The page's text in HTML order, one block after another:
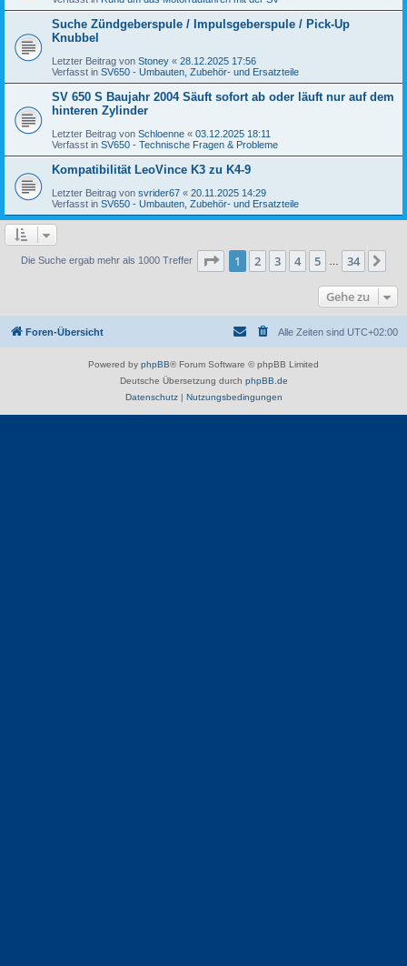
Suche Zündgeberspule / Impulsgeberspule / Pick-Up
Knubbel
Letzter Beitrag von Stoney « 28.12.2025 17:56
Verfasst in SV650 - Umbauten, Zubehör- und Ersatzteile
SV 650 S Baujahr 2004 Säuft sofort ab oder läuft nur auf dem
hinteren Zylinder
Letzter Beitrag von Schloenne « 03.12.2025 18:11
Verfasst in SV650 - Technische Fragen & Probleme
Kompatibilität LeoVince K3 zu K4-9
Letzter Beitrag von svrider67 « 20.11.2025 14:29
Verfasst in SV650 - Umbauten, Zubehör- und Ersatzteile
Die Suche ergab mehr als 1000 Treffer Seite 1von 34
1 2 3 4 5 34
Gehe zu
Foren-Übersicht Alle Zeiten sind UTC+02:00
Powered by phpBB® Forum Software © phpBB Limited
Deutsche Übersetzung durch phpBB.de
Datenschutz| Nutzungsbedingungen